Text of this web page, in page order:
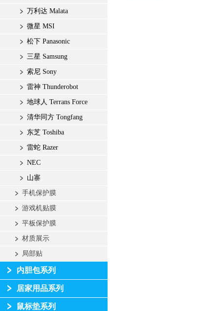
万利达 Malata
微星 MSI
松下 Panasonic
三星 Samsung
索尼 Sony
雷神 Thunderobot
地球人 Terrans Force
清华同方 Tongfang
东芝 Toshiba
雷蛇 Razer
NEC
山寨
手机保护膜
游戏机贴膜
平板保护膜
材质展示
局部贴
内胆包系列
居家用品系列
鼠标垫系列